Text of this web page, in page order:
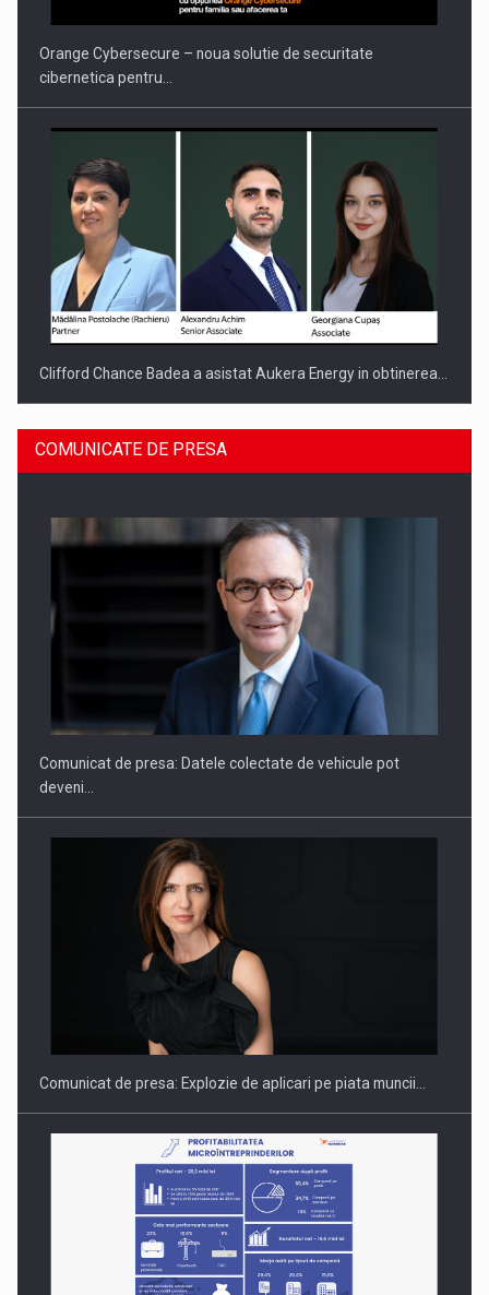
INTERNATIONAL BUSINESS SCENE
Orange Cybersecure – noua solutie de securitate
cibernetica pentru…
Clifford Chance Badea a asistat Aukera Energy in obtinerea…
SAPTE PERSONALITATI DIN MEDIUL DE AFACERI, ACADEMIC
Hard Enduro Piatra Craiului 2026, fueled by benzinariile RO…
COMUNICATE DE PRESA
Comunicat de presa: Datele colectate de vehicule pot
deveni…
Comunicat de presa: Explozie de aplicari pe piata muncii…